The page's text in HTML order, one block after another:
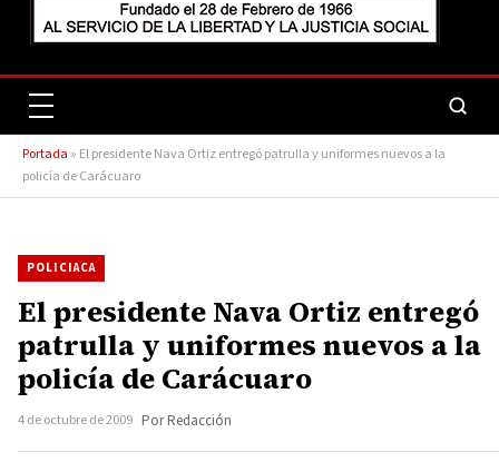
Portada » El presidente Nava Ortiz entregó patrulla y uniformes nuevos a la
policía de Carácuaro
POLICIACA
El presidente Nava Ortiz entregó
patrulla y uniformes nuevos a la
policía de Carácuaro
4 de octubre de 2009 Por Redacción